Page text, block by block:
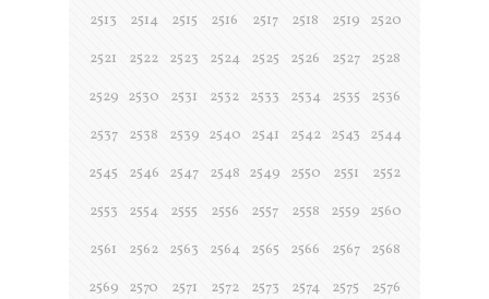
2513
2514 2515 2516 2517 2518 2519
2520
2521
2522 2523 2524 2525 2526 2527
2528
2529 2530 2531 2532 2533 2534 2535
2536
2537
2538 2539 2540 2541 2542 2543
2544
2545
2546 2547 2548 2549 2550 2551
2552
2553
2554 2555 2556 2557 2558 2559
2560
2561
2562 2563 2564 2565 2566 2567
2568
2569
2570 2571 2572 2573 2574 2575
2576